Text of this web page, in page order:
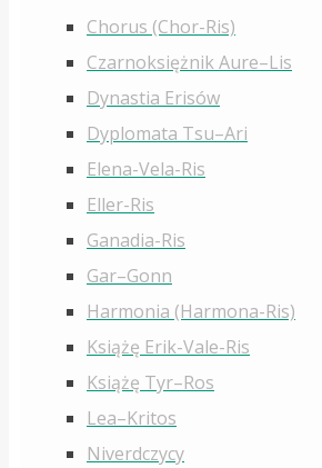
Chorus (Chor-Ris)
Czarnoksiężnik Aure–Lis
Dynastia Erisów
Dyplomata Tsu–Ari
Elena-Vela-Ris
Eller-Ris
Ganadia-Ris
Gar–Gonn
Harmonia (Harmona-Ris)
Książę Erik-Vale-Ris
Książę Tyr–Ros
Lea–Kritos
Niverdczycy